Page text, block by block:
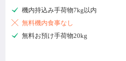
 機内持込み手荷物7kg以内
 無料機内食事なし
 無料お預け手荷物20kg